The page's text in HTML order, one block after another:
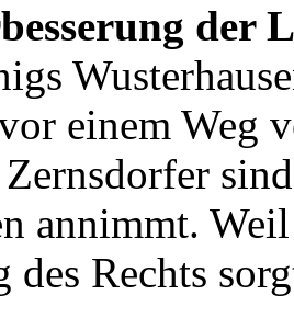
der
einem Weg
Zernsdorfer
annimmt.
des Rechts